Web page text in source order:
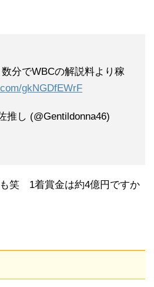
分でWBCの解説料より稼
gkNGDfEWrF
し (@Gentildonna46)
笑 1着賞金は約4億円ですか